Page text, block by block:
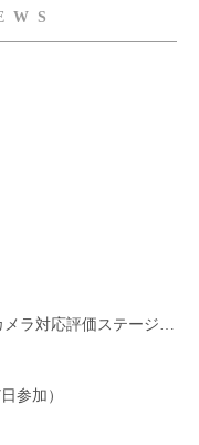
ラ対応評価ステージ」
参加）